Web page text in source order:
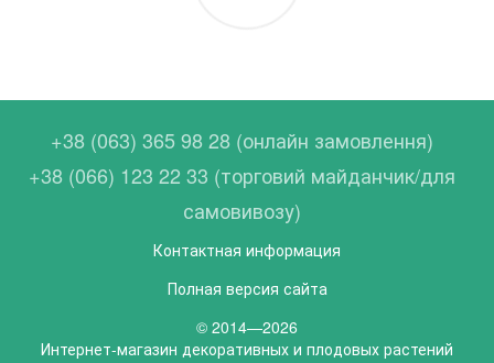
+38 (063) 365 98 28 (онлайн замовлення)
+38 (066) 123 22 33 (торговий майданчик/для
самовивозу)
Контактная информация
Полная версия сайта
© 2014—2026
Интернет-магазин декоративных и плодовых растений